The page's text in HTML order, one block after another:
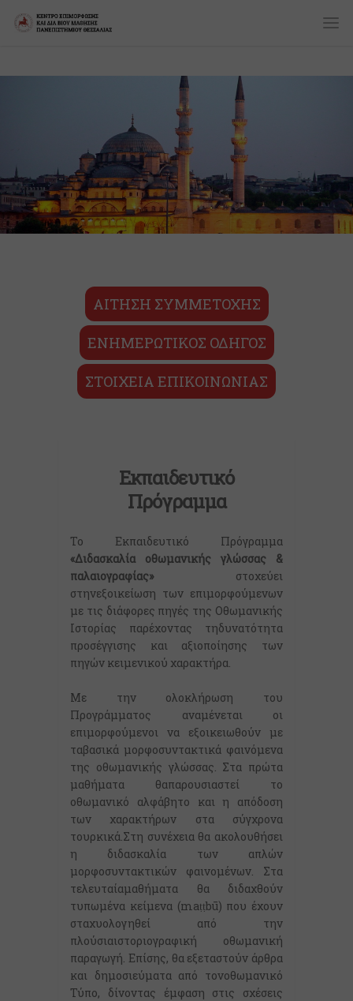
ΑΙΤΗΣΗ ΣΥΜΜΕΤΟΧΗΣ
ΕΝΗΜΕΡΩΤΙΚΟΣ ΟΔΗΓΟΣ
ΣΤΟΙΧΕΙΑ ΕΠΙΚΟΙΝΩΝΙΑΣ
Εκπαιδευτικό
Πρόγραμμα
Το Εκπαιδευτικό Πρόγραμμα
«Διδασκαλία οθωμανικής γλώσσας &
παλαιογραφίας»στοχεύει
στηνεξοικείωση των επιμορφούμενων
με τις διάφορες πηγές της Οθωμανικής
Ιστορίας παρέχοντας τηδυνατότητα
προσέγγισης και αξιοποίησης των
πηγών κειμενικού χαρακτήρα.
Με την ολοκλήρωση του
Προγράμματος αναμένεται οι
επιμορφούμενοι να εξοικειωθούν με
ταβασικά μορφοσυντακτικά φαινόμενα
της οθωμανικής γλώσσας. Στα πρώτα
μαθήματα θαπαρουσιαστεί το
οθωμανικό αλφάβητο και η απόδοση
των χαρακτήρων στα σύγχρονα
τουρκικά.Στη συνέχεια θα ακολουθήσει
η διδασκαλία των απλών
μορφοσυντακτικών φαινομένων. Στα
τελευταίαμαθήματα θα διδαχθούν
τυπωμένα κείμενα (maṭṭbū) που έχουν
σταχυολογηθεί από την
πλούσιαιστοριογραφική οθωμανική
παραγωγή. Επίσης, θα εξεταστούν άρθρα
και δημοσιεύματα από τονοθωμανικό
Τύπο, δίνοντας έμφαση στις σχέσεις